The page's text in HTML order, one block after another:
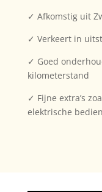
✓ Afkomstig uit
✓ Verkeert in
✓ Goed
kilometerstand
✓ Fijne extra’s
elektrische